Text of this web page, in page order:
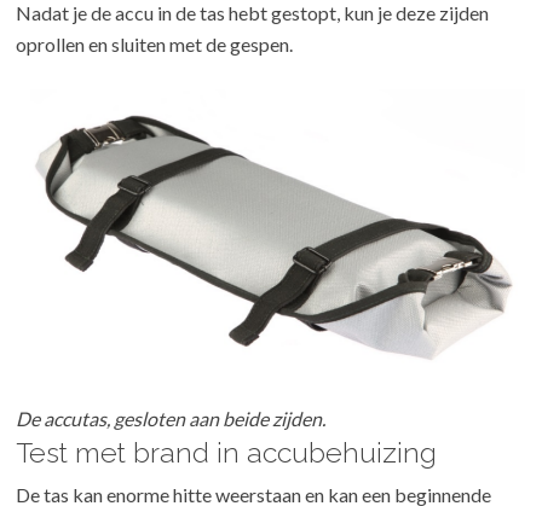
Nadat je de accu in de tas hebt gestopt, kun je deze zijden
oprollen en sluiten met de gespen.
De accutas, gesloten aan beide zijden.
Test met brand in accubehuizing
De tas kan enorme hitte weerstaan en kan een beginnende